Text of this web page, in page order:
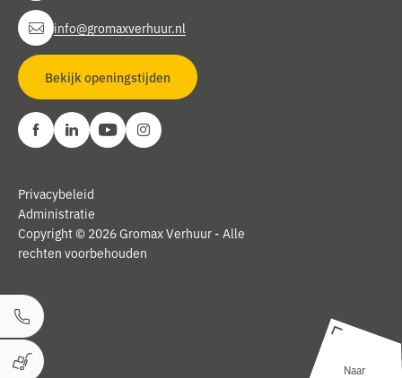
Bel ons
info@gromaxverhuur.nl
Bekijk openingstijden
Copyright © 2026 Gromax Verhuur - Alle
rechten voorbehouden
Privacybeleid
Administratie
Naar